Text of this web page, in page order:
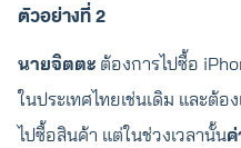
ตัวอย่างที่ 2
นายจิตตะ ต้องการไปซื้อ
ในประเทศไทยเช่นเดิม และต้
ไปซื้อสินค้า แต่ในช่วงเวลานั้น